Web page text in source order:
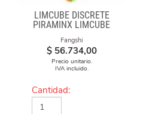
LIMCUBE DISCRETE
PIRAMINX LIMCUBE
Fangshi
$ 56.734,00
Precio unitario.
IVA incluido.
Cantidad: